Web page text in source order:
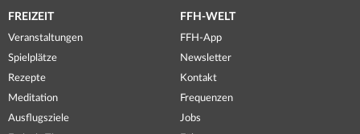
FREIZEIT
Veranstaltungen
Spielplätze
Rezepte
Meditation
Ausflugsziele
FFH-WELT
FFH-App
Newsletter
Kontakt
Frequenzen
Jobs